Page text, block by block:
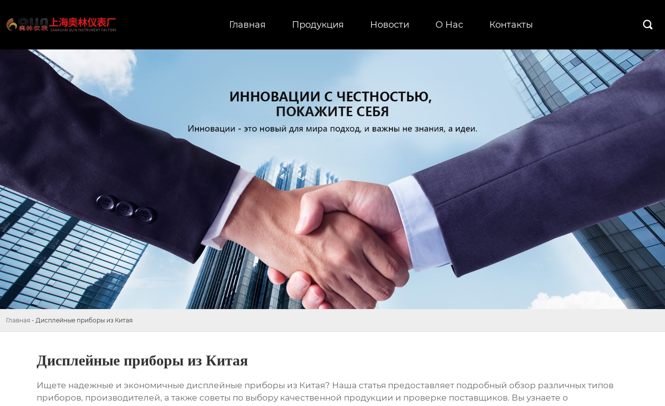
Главная Продукция Новости О Hас Контакты 
Главная - Дисплейные приборы из Китая
Дисплейные приборы из Китая
Ищете надежные и экономичные дисплейные приборы из Китая? Наша статья предоставляет подробный обзор различных типов
приборов, производителей, а также советы по выбору качественной продукции и проверке поставщиков. Вы узнаете о